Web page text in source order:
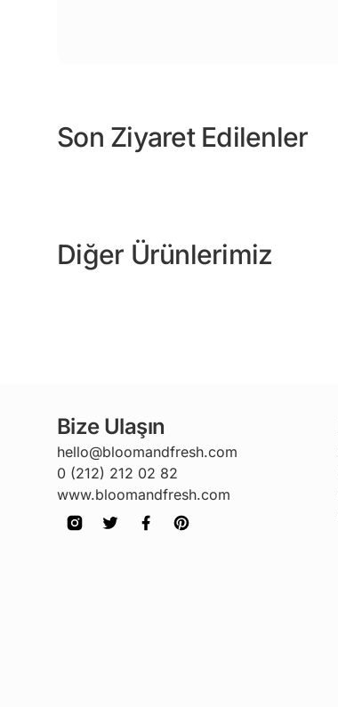
Son Ziyaret Edilenler
Diğer Ürünlerimiz
Bize Ulaşın
hello@bloomandfresh.com
0 (212) 212 02 82
www.bloomandfresh.com